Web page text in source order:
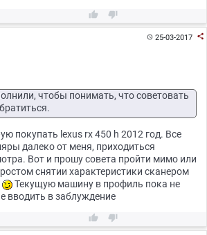
 
25-03-2017 
чтобы понимать, что советовать
покупать lexus rx 450 h 2012 год. Все
далеко от меня, приходиться
Вот и прошу совета пройти мимо или
снятии характеристики сканером
Текущую машину в профиль пока не
вводить в заблуждение
 